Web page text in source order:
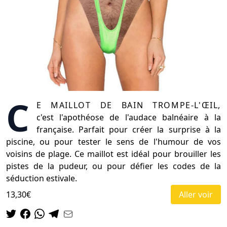
C
e maillot de bain trompe-l'œil,
c'est l'apothéose de l'audace balnéaire à la
française. Parfait pour créer la surprise à la
piscine, ou pour tester le sens de l'humour de vos
voisins de plage. Ce maillot est idéal pour brouiller les
pistes de la pudeur, ou pour défier les codes de la
séduction estivale.
13,30€
Aller voir